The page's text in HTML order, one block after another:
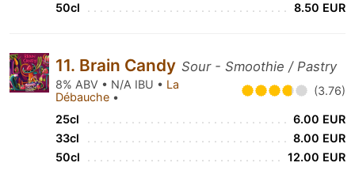
50cl
8.50 EUR
11. Brain Candy Sour - Smoothie / Pastry
8% ABV • N/A IBU • La
Débauche • (3.76)
25cl
6.00 EUR
33cl
8.00 EUR
50cl
12.00 EUR